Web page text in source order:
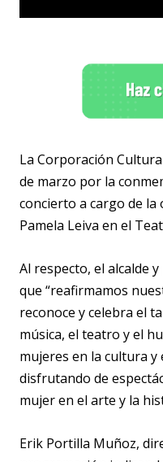
La Corporación
de marzo por la
concierto a cargo de
Pamela Leiva en el
Al respecto, el alcalde
que “reafirmamos
reconoce y celebra el
música, el teatro y el
mujeres en la cultura y
disfrutando de
mujer en el arte y la
Erik Portilla Muñoz,